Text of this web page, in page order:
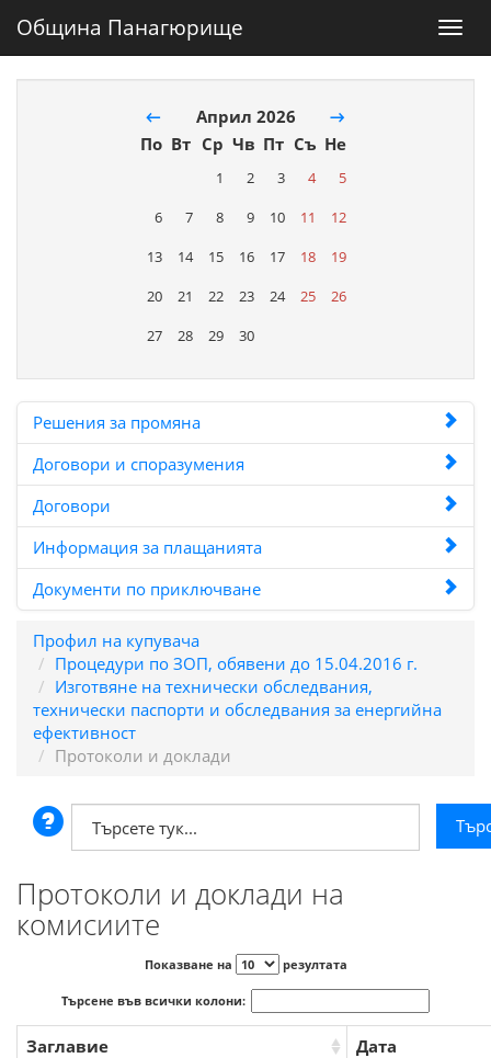
Община Панагюрище
← Април 2026
→
По Вт Ср Чв Пт Съ Не
1 2 3 4
5
6
7 8 9 10 11
12
13
14 15 16 17 18
19
20
21 22 23 24 25
26
27
28 29 30
Решения за промяна
Договори и споразумения
Договори
Информация за плащанията
Документи по приключване
Профил на купувача
Процедури по ЗОП, обявени до 15.04.2016 г.
Изготвяне на технически обследвания,
технически паспорти и обследвания за енергийна
ефективност
Протоколи и доклади
Протоколи и доклади на
комисиите
Показване на резултата
Търсене във всички колони:
Заглавие
Дата